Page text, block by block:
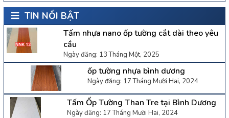
TIN NỔI BẬT
Tấm nhựa nano ốp tường cắt dài theo yêu
cầu
Ngày đăng: 13 Tháng Một, 2025
ốp tường nhựa bình dương
Ngày đăng: 17 Tháng Mười Hai, 2024
Tấm Ốp Tường Than Tre tại Bình Dương
Ngày đăng: 17 Tháng Mười Hai, 2024